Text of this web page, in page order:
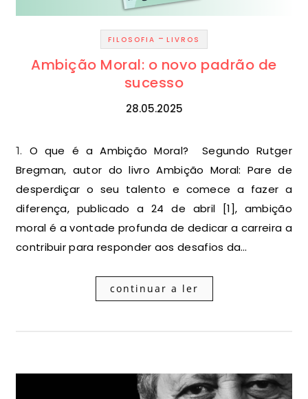
FILOSOFIA - LIVROS
Ambição Moral: o novo padrão de
sucesso
28.05.2025
1. O que é a Ambição Moral? Segundo Rutger
Bregman, autor do livro Ambição Moral: Pare de
desperdiçar o seu talento e comece a fazer a
diferença, publicado a 24 de abril [1], ambição
moral é a vontade profunda de dedicar a carreira a
contribuir para responder aos desafios da…
continuar a ler